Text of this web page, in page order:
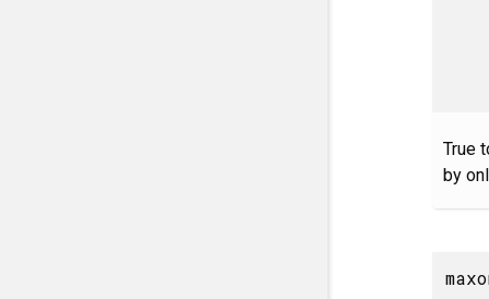
True
by